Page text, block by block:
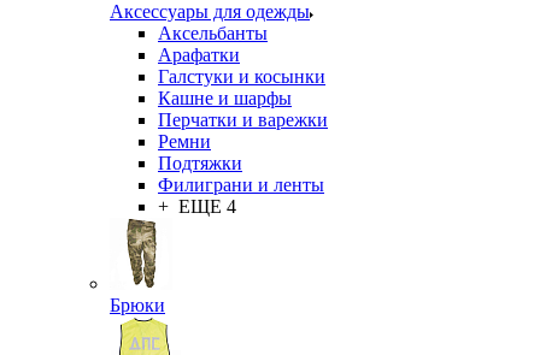
Аксессуары для одежды
Аксельбанты
Арафатки
Галстуки и косынки
Кашне и шарфы
Перчатки и варежки
Ремни
Подтяжки
Филиграни и ленты
+ ЕЩЕ 4
Брюки